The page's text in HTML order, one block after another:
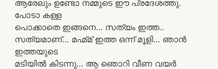
ആരേലും ഉണ്ടോ നമ്മുടെ ഈ പ്രദേശത്തു.
പോടാ കള്ള
പൊക്കാതെ ഇങ്ങനെ… സത്യം ഇത്ത..
സത്യമാണ്… മഹ്മ്മ് ഇത്ത ഒന്ന് മൂളി… ഞാൻ
ഇത്തയുടെ
മടിയിൽ കിടന്നു… ആ ഞൊറി വീണ വയർ